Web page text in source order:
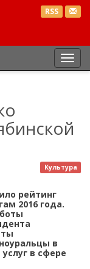
RSS
Культура
рейтинг
2016 года.
в
в сфере